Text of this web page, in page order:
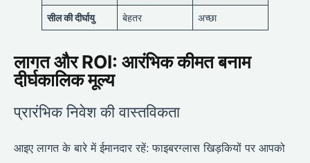
सील की दीर्घायु बेहतर अच्छा
लागत और ROI: आरंभिक कीमत बनाम
दीर्घकालिक मूल्य
प्रारंभिक निवेश की वास्तविकता
आइए लागत के बारे में ईमानदार रहें: फाइबरग्लास खिड़कियों पर आपको